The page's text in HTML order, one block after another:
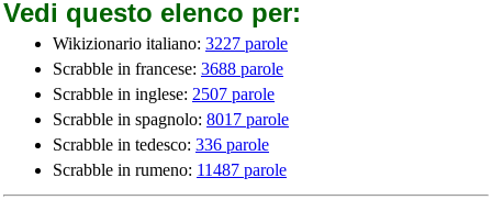
Vedi questo elenco per:
Wikizionario italiano: 3227 parole
Scrabble in francese: 3688 parole
Scrabble in inglese: 2507 parole
Scrabble in spagnolo: 8017 parole
Scrabble in tedesco: 336 parole
Scrabble in rumeno: 11487 parole